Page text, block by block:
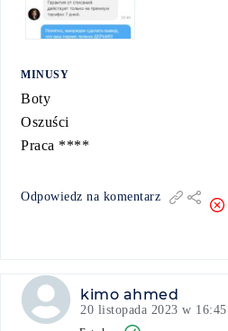
MINUSY
Boty
Oszuści
Praca ****
Odpowiedz na komentarz
kimo ahmed
20 listopada 2023 w 16:45